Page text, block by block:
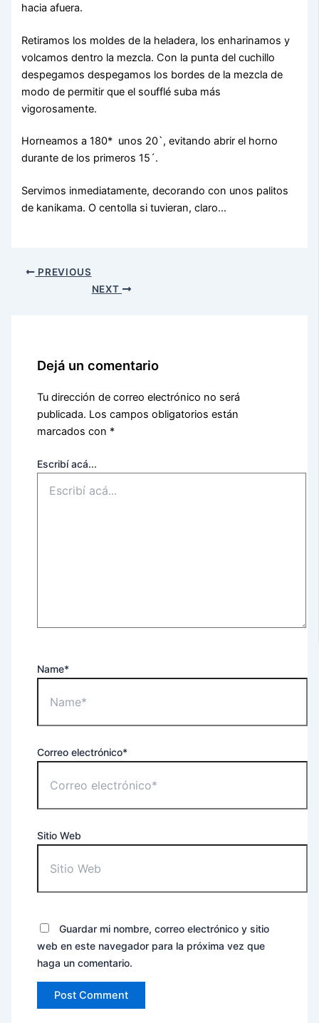
hacia afuera.
Retiramos los moldes de la heladera, los enharinamos y
volcamos dentro la mezcla. Con la punta del cuchillo
despegamos despegamos los bordes de la mezcla de
modo de permitir que el soufflé suba más
vigorosamente.
Horneamos a 180* unos 20`, evitando abrir el horno
durante de los primeros 15´.
Servimos inmediatamente, decorando con unos palitos
de kanikama. O centolla si tuvieran, claro…
PREVIOUS
NEXT
Dejá un comentario
Tu dirección de correo electrónico no será
publicada. Los campos obligatorios están
marcados con *
Escribí acá...
Name*
Correo electrónico*
Sitio Web
Guardar mi nombre, correo electrónico y sitio
web en este navegador para la próxima vez que
haga un comentario.